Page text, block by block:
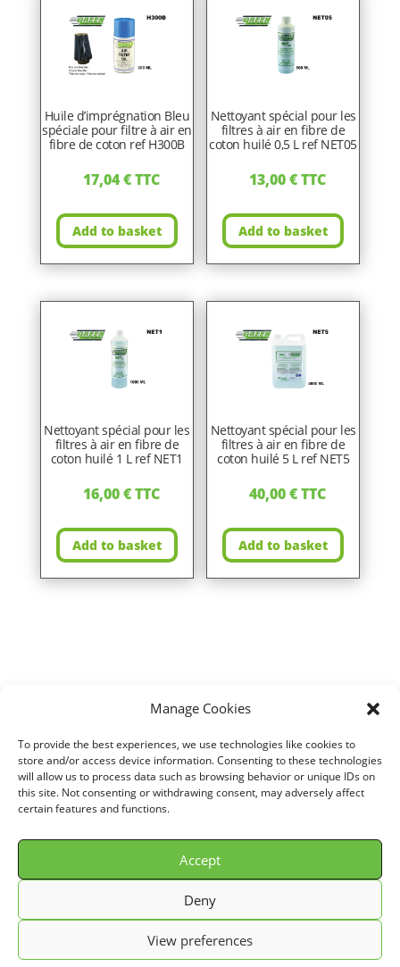
Manage Cookies
To provide the best experiences, we use technologies like cookies to
store and/or access device information. Consenting to these technologies
will allow us to process data such as browsing behavior or unique IDs on
this site. Not consenting or withdrawing consent, may adversely affect
certain features and functions.
Accept
Deny
View preferences
Huile d’imprégnation Bleu
spéciale pour filtre à air en
fibre de coton ref H300B
17,04€TTC
Add to basket
Nettoyant spécial pour les
filtres à air en fibre de
coton huilé 0,5 L ref NET05
13,00€TTC
Add to basket
Nettoyant spécial pour les
filtres à air en fibre de
coton huilé 1 L ref NET1
16,00€TTC
Add to basket
Nettoyant spécial pour les
filtres à air en fibre de
coton huilé 5 L ref NET5
40,00€TTC
Add to basket
Home VOITURE SEAT
1,4L i Monopoint (carburateur Ø
50mm) (60 cv)/ Direct air intake kit for SEAT IBIZA II 1,4L i
Monopoint (carburateur Ø 50mm) (60 cv) years 93>96 ref. SD100
© GREEN FILTER 2026. Tous droits réservés.
Conditions Générale de Vente (C.G.V.)